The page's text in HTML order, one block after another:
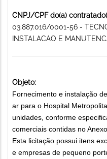
CNPJ/CPF do(a)
03.887.016/0001-56 -
INSTALACAO E
Objeto:
Fornecimento e instalação
ar para o Hospital
unidades, conforme
comerciais contidas no
Esta licitação possui itens
e empresas de pequeno